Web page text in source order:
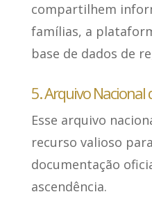
compartilhem
famílias, a
base de dados de
5. Arquivo
Esse arquivo
recurso valioso
documentação
ascendência.